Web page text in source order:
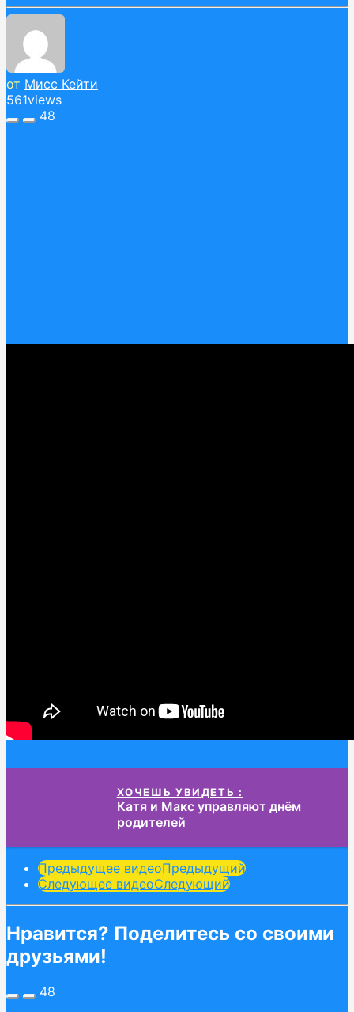
от Мисс Кейти
561views
48
ХОЧЕШЬ УВИДЕТЬ :
Катя и Макс управляют днём
родителей
Post
Pagination
Предыдущее видеоПредыдущий
Следующее видеоСледующий
Нравится? Поделитесь со своими
друзьями!
48